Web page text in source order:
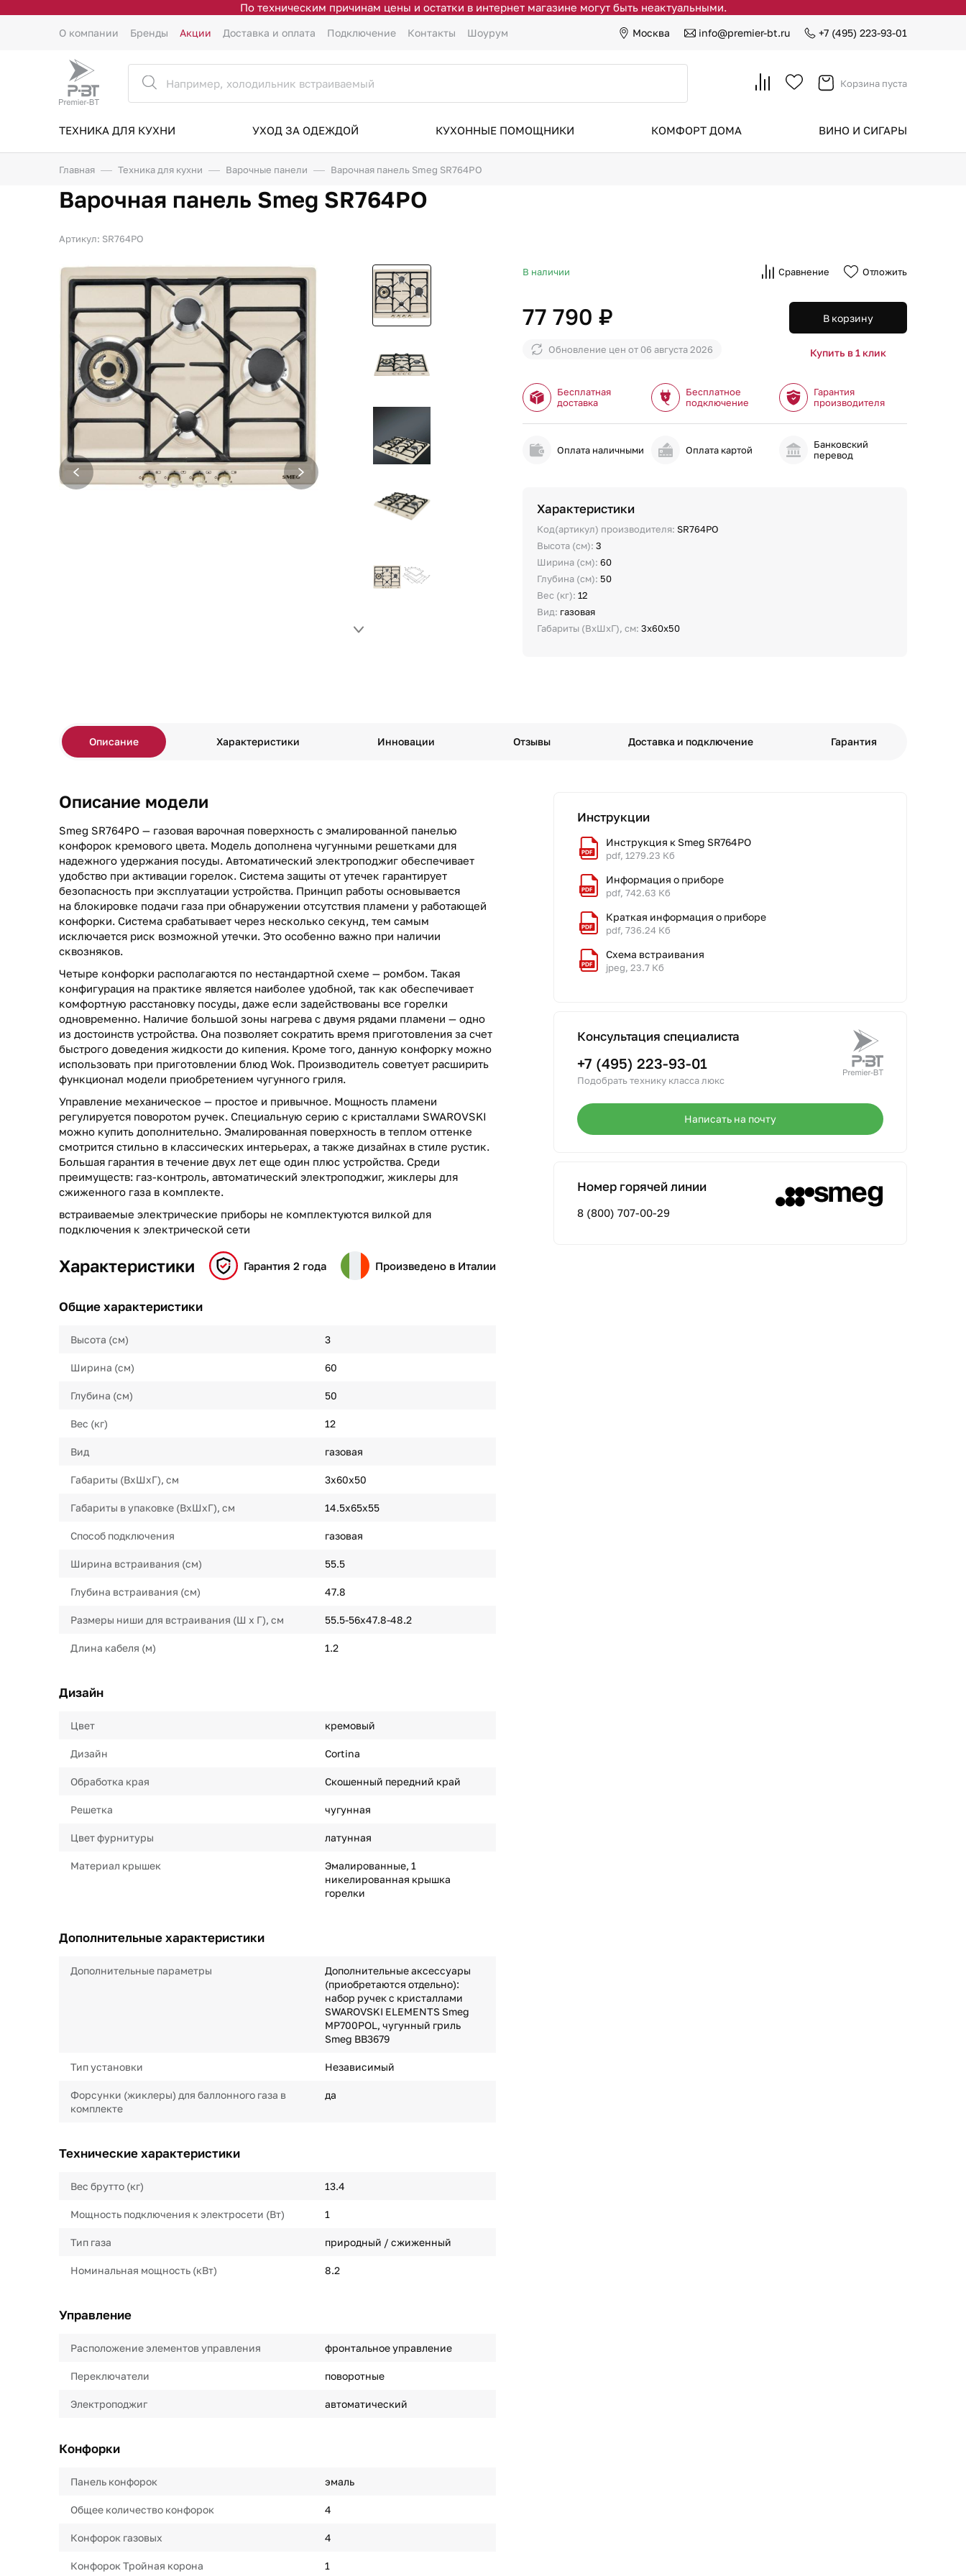
По техническим причинам цены и остатки в интернет магазине могут быть неактуальными.
О компании Бренды Акции Доставка и оплата Подключение Контакты Шоурум Москва info@premier-bt.ru +7 (495) 223-93-01
Корзина пуста
ТЕХНИКА ДЛЯ КУХНИ УХОД ЗА ОДЕЖДОЙ КУХОННЫЕ ПОМОЩНИКИ КОМФОРТ ДОМА ВИНО И СИГАРЫ
Главная Техника для кухни Варочные панели Варочная панель Smeg SR764PO
Варочная панель Smeg SR764PO
Артикул: SR764PO
В наличии Сравнение Отложить
77 790 ₽
Обновление цен от 06 августа 2026
В корзину
Купить в 1 клик
Бесплатная
доставка
Бесплатное
подключение
Гарантия
производителя
Оплата наличными Оплата картой
Банковский
перевод
Характеристики
Код(артикул) производителя: SR764PO
Высота (см):3
Ширина (см):60
Глубина (см): 50
Вес (кг):12
Вид: газовая
Габариты (ВхШхГ), см:3х60х50
Описание Характеристики Инновации Отзывы Доставка и подключение Гарантия
Описание модели
Smeg SR764PO — газовая варочная поверхность с эмалированной панелью
конфорок кремового цвета. Модель дополнена чугунными решетками для
надежного удержания посуды. Автоматический электроподжиг обеспечивает
удобство при активации горелок. Система защиты от утечек гарантирует
безопасность при эксплуатации устройства. Принцип работы основывается
на блокировке подачи газа при обнаружении отсутствия пламени у работающей
конфорки. Система срабатывает через несколько секунд, тем самым
исключается риск возможной утечки. Это особенно важно при наличии
сквозняков.
Четыре конфорки располагаются по нестандартной схеме — ромбом. Такая
конфигурация на практике является наиболее удобной, так как обеспечивает
комфортную расстановку посуды, даже если задействованы все горелки
одновременно. Наличие большой зоны нагрева с двумя рядами пламени — одно
из достоинств устройства. Она позволяет сократить время приготовления за счет
быстрого доведения жидкости до кипения. Кроме того, данную конфорку можно
использовать при приготовлении блюд Wok. Производитель советует расширить
функционал модели приобретением чугунного гриля.
Управление механическое — простое и привычное. Мощность пламени
регулируется поворотом ручек. Специальную серию с кристаллами SWAROVSKI
можно купить дополнительно. Эмалированная поверхность в теплом оттенке
смотрится стильно в классических интерьерах, а также дизайнах в стиле рустик.
Большая гарантия в течение двух лет еще один плюс устройства. Среди
преимуществ: газ-контроль, автоматический электроподжиг, жиклеры для
сжиженного газа в комплекте.
встраиваемые электрические приборы не комплектуются вилкой для
подключения к электрической сети
Характеристики Гарантия 2 года Произведено в Италии
Общие характеристики
Высота (см) 3
Ширина (см) 60
Глубина (см) 50
Вес (кг) 12
Вид газовая
Габариты (ВхШхГ), см 3х60х50
Габариты в упаковке (ВхШхГ), см 14.5х65х55
Способ подключения газовая
Ширина встраивания (см) 55.5
Глубина встраивания (см) 47.8
Размеры ниши для встраивания (Ш х Г), см 55.5-56x47.8-48.2
Длина кабеля (м) 1.2
Дизайн
Цвет кремовый
Дизайн Cortina
Обработка края Скошенный передний край
Решетка чугунная
Цвет фурнитуры латунная
Материал крышек
Эмалированные, 1
никелированная крышка
горелки
Дополнительные характеристики
Дополнительные параметры
Дополнительные аксессуары
(приобретаются отдельно):
набор ручек с кристаллами
SWAROVSKI ELEMENTS Smeg
MP700POL, чугунный гриль
Smeg BB3679
Тип установки Независимый
Форсунки (жиклеры) для баллонного газа в
комплекте
да
Технические характеристики
Вес брутто (кг) 13.4
Мощность подключения к электросети (Вт) 1
Тип газа природный / сжиженный
Номинальная мощность (кВт) 8.2
Управление
Расположение элементов управления фронтальное управление
Переключатели поворотные
Электроподжиг автоматический
Конфорки
Панель конфорок эмаль
Общее количество конфорок 4
Конфорок газовых 4
Конфорок Тройная корона 1
Инструкции
Инструкция к Smeg SR764PO
pdf, 1279.23 Кб
Информация о приборе
pdf, 742.63 Кб
Краткая информация о приборе
pdf, 736.24 Кб
Схема встраивания
jpeg, 23.7 Кб
Консультация специалиста
+7 (495) 223-93-01
Подобрать технику класса люкс
Написать на почту
Номер горячей линии
8 (800) 707-00-29